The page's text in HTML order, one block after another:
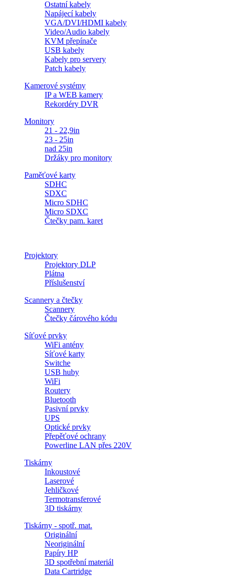
Ostatní kabely
Napájecí kabely
VGA/DVI/HDMI kabely
Video/Audio kabely
KVM přepínače
USB kabely
Kabely pro servery
Patch kabely
Kamerové systémy
IP a WEB kamery
Rekordéry DVR
Monitory
21 - 22,9in
23 - 25in
nad 25in
Držáky pro monitory
Paměťové karty
SDHC
SDXC
Micro SDHC
Micro SDXC
Čtečky pam. karet
Projektory
Projektory DLP
Plátna
Příslušenství
Scannery a čtečky
Scannery
Čtečky čárového kódu
Síťové prvky
WiFi antény
Síťové karty
Switche
USB huby
WiFi
Routery
Bluetooth
Pasivní prvky
UPS
Optické prvky
Přepěťové ochrany
Powerline LAN přes 220V
Tiskárny
Inkoustové
Laserové
Jehličkové
Termotransferové
3D tiskárny
Tiskárny - spotř. mat.
Originální
Neoriginální
Papíry HP
3D spotřební materiál
Data Cartridge